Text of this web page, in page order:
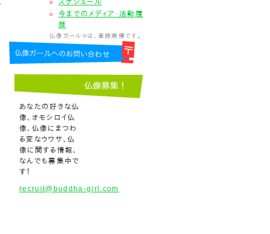
スケジュール
今までのメディア・活動履
歴
仏像ガール®は、登録商標です。
あなたの好きな仏
像、オモシロイ仏
像、仏像にまつわ
る変なウワサ、仏
像に関する情報、
なんでも募集中で
す！
recruit@buddha-girl.com